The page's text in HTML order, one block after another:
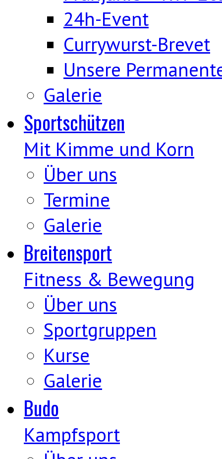
24h-Event
Currywurst-Brevet
Unsere
Galerie
Sportschützen
Mit Kimme und Korn
Über uns
Termine
Galerie
Breitensport
Fitness & Bewegung
Über uns
Sportgruppen
Kurse
Galerie
Budo
Kampfsport